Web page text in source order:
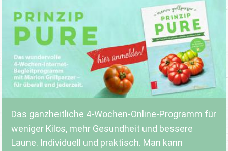
Das ganzheitliche 4-Wochen-Online-Programm für
weniger Kilos, mehr Gesundheit und bessere
Laune. Individuell und praktisch. Man kann